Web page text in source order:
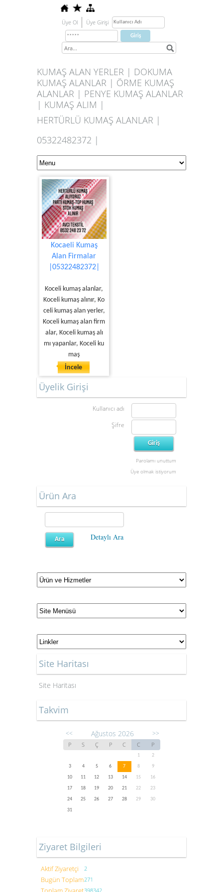
Üye Ol Üye Girişi
KUMAŞ ALAN YERLER | DOKUMA
KUMAŞ ALANLAR | ÖRME KUMAŞ
ALANLAR | PENYE KUMAŞ ALANLAR
| KUMAŞ ALIM |
HERTÜRLÜ KUMAŞ ALANLAR |
05322482372 |
Kocaeli Kumaş
Alan Firmalar
|05322482372|
Koceli kumaş alanlar,
Koceli kumaş alınır, Ko
celi kumaş alan yerler,
Koceli kumaş alan firm
alar, Koceli kumaş alı
mı yapanlar, Koceli ku
maş
İncele
Üyelik Girişi
Kullanıcı adı
Şifre
Parolamı unuttum
Üye olmak istiyorum
Ürün Ara
Detaylı Ara
Site Haritası
Site Haritası
Takvim
<< Ağustos 2026 >>
P S Ç P C C P
1
2
3
4 5 6 7 8
9
10
11 12 13 14 15
16
17
18 19 20 21 22
23
24
25 26 27 28 29
30
31
Ziyaret Bilgileri
Aktif Ziyaretçi 2
Bugün Toplam271
398342